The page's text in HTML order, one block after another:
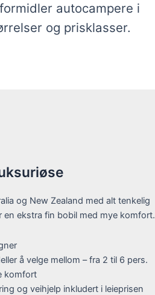
autocampere i
og prisklasser.
og New Zealand med alt tenkelig
en ekstra fin bobil med mye komfort.
å velge mellom – fra 2 til 6 pers.
komfort
og veihjelp inkludert i leieprisen